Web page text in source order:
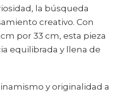
la búsqueda
creativo. Con
por 33 cm, esta pieza
equilibrada y llena de
y originalidad a